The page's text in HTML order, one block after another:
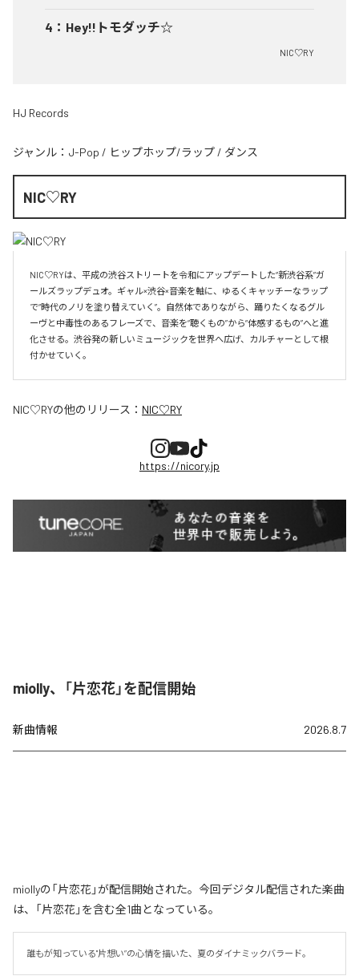
4 ： Hey!!トモダッチ☆
NIC♡RY
HJ Records
ジャンル： J-Pop / ヒップホップ/ラップ / ダンス
NIC♡RY
NIC♡RYは、平成の渋谷ストリートを令和にアップデートした“新渋谷系”ガ
ールズラップデュオ。ギャル×渋谷×音楽を軸に、ゆるくキャッチーなラップ
で“時代のノリを塗り替えていく”。自然体でありながら、踊りたくなるグル
ーヴと中毒性のあるフレーズで、音楽を“聴くもの”から“体感するもの”へと進
化させる。渋谷発の新しいミュージックを世界へ広げ、カルチャーとして根
付かせていく。
NIC♡RYの他のリリース： NIC♡RY
https://nicory.jp
miolly、「片恋花」を配信開始
新曲情報 2026.8.7
miollyの「片恋花」が配信開始された。今回デジタル配信された楽曲
は、「片恋花」を含む全1曲となっている。
誰もが知っている"片想い”の心情を描いた、夏のダイナミックバラード。